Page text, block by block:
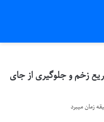
زخم و جلوگیری از جای